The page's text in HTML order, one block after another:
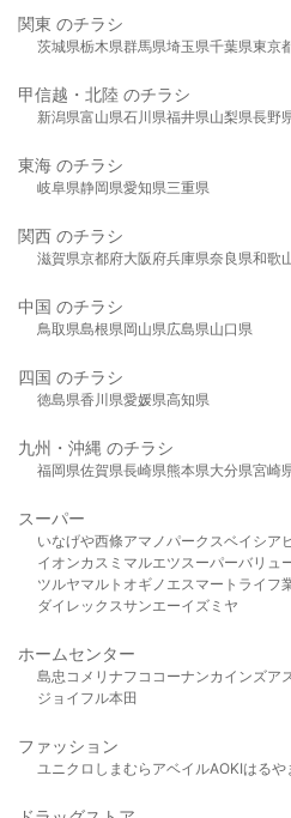
関東 のチラシ
茨城県栃木県群馬県埼玉県千葉県東京
甲信越・北陸 のチラシ
新潟県富山県石川県福井県山梨県長野
東海 のチラシ
岐阜県静岡県愛知県三重県
関西 のチラシ
滋賀県京都府大阪府兵庫県奈良県和歌
中国 のチラシ
鳥取県島根県岡山県広島県山口県
四国 のチラシ
徳島県香川県愛媛県高知県
九州・沖縄 のチラシ
福岡県佐賀県長崎県熊本県大分県宮崎
スーパー
いなげや西條アマノパークスベイシア
イオンカスミ マルエツスーパーバリュ
ツルヤマルト オギノ エスマート ライフ
ダイレックスサンエーイズミヤ
ホームセンター
島忠 コメリ ナフコ コーナンカインズア
ジョイフル本田
ファッション
ユニクロ しまむら アベイルAOKIはるや